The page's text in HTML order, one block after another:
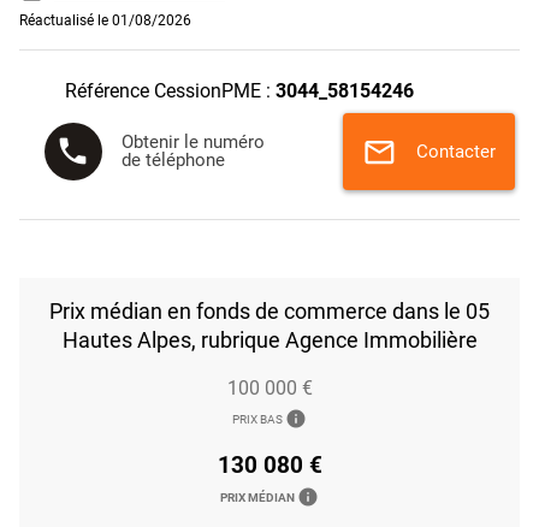
Réactualisé le 01/08/2026
Référence CessionPME : 3044_58154246
phone
Obtenir le numéro
de téléphone
mail Contacter
Prix médian en fonds de commerce dans le 05
Hautes Alpes, rubrique Agence Immobilière
100 000 €
PRIX BAS info
130 080 €
PRIX MÉDIAN info